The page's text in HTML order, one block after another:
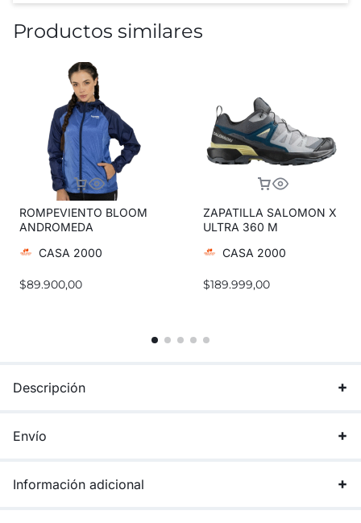
Productos similares
ROMPEVIENTO BLOOM
ANDROMEDA
CASA 2000
$89.900,00
ZAPATILLA SALOMON X
ULTRA 360 M
CASA 2000
$189.999,00
Descripción
Envío
Información adicional